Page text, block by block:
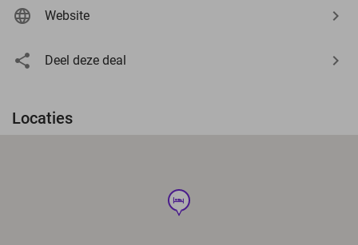
Website
Deel deze deal
Locaties
hotel